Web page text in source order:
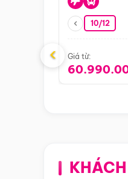
10/12
Giá từ:
‹